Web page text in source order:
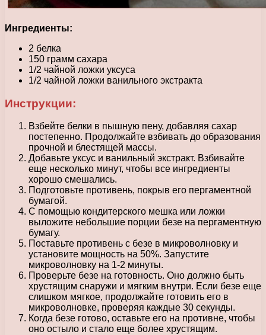
Ингредиенты:
2 белка
150 грамм сахара
1/2 чайной ложки уксуса
1/2 чайной ложки ванильного экстракта
Инструкции:
Взбейте белки в пышную пену, добавляя сахар
постепенно. Продолжайте взбивать до образования
прочной и блестящей массы.
Добавьте уксус и ванильный экстракт. Взбивайте
еще несколько минут, чтобы все ингредиенты
хорошо смешались.
Подготовьте противень, покрыв его пергаментной
бумагой.
С помощью кондитерского мешка или ложки
выложите небольшие порции безе на пергаментную
бумагу.
Поставьте противень с безе в микроволновку и
установите мощность на 50%. Запустите
микроволновку на 1-2 минуты.
Проверьте безе на готовность. Оно должно быть
хрустящим снаружи и мягким внутри. Если безе еще
слишком мягкое, продолжайте готовить его в
микроволновке, проверяя каждые 30 секунды.
Когда безе готово, оставьте его на противне, чтобы
оно остыло и стало еще более хрустящим.